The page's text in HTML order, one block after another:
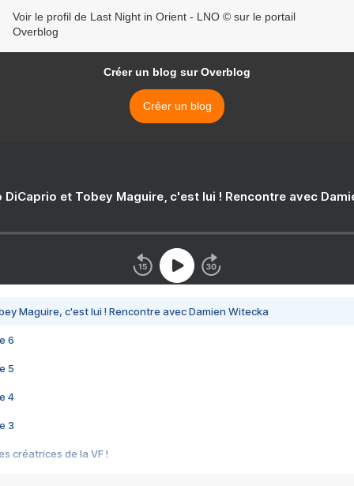
Voir le profil de Last Night in Orient - LNO © sur le portail
Overblog
Créer un blog sur Overblog
Créer un blog
DiCaprio et Tobey Maguire, c'est lui ! Rencontre avec
Maguire, c'est lui ! Rencontre avec Damien Witecka
6
5
4
3
créatrices de la VF !